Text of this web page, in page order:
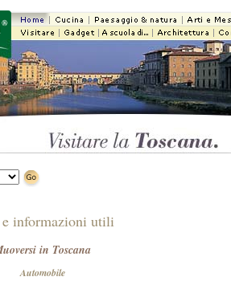
informazioni utili
in Toscana
Automobile